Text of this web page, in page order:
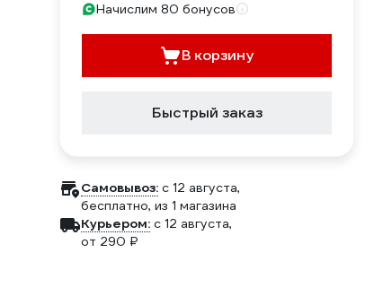
Начислим 80 бонусов
В корзину
Быстрый заказ
Самовывоз: c 12 августа,
бесплатно, из 1 магазина
Курьером: c 12 августа,
от 290 ₽